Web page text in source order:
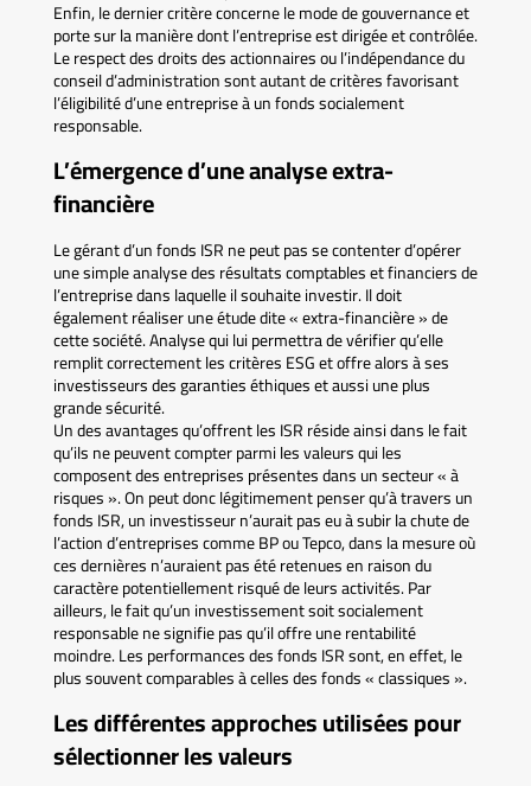
Enfin, le dernier critère concerne le mode de gouvernance et
porte sur la manière dont l’entreprise est dirigée et contrôlée.
Le respect des droits des actionnaires ou l’indépendance du
conseil d’administration sont autant de critères favorisant
l’éligibilité d’une entreprise à un fonds socialement
responsable.
L’émergence d’une analyse extra-
financière
Le gérant d’un fonds ISR ne peut pas se contenter d’opérer
une simple analyse des résultats comptables et financiers de
l’entreprise dans laquelle il souhaite investir. Il doit
également réaliser une étude dite « extra-financière » de
cette société. Analyse qui lui permettra de vérifier qu’elle
remplit correctement les critères ESG et offre alors à ses
investisseurs des garanties éthiques et aussi une plus
grande sécurité.
Un des avantages qu’offrent les ISR réside ainsi dans le fait
qu’ils ne peuvent compter parmi les valeurs qui les
composent des entreprises présentes dans un secteur « à
risques ». On peut donc légitimement penser qu’à travers un
fonds ISR, un investisseur n’aurait pas eu à subir la chute de
l’action d’entreprises comme BP ou Tepco, dans la mesure où
ces dernières n’auraient pas été retenues en raison du
caractère potentiellement risqué de leurs activités. Par
ailleurs, le fait qu’un investissement soit socialement
responsable ne signifie pas qu’il offre une rentabilité
moindre. Les performances des fonds ISR sont, en effet, le
plus souvent comparables à celles des fonds « classiques ».
Les différentes approches utilisées pour
sélectionner les valeurs